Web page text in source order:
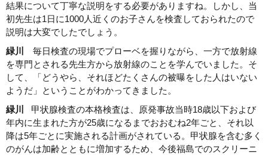
結果について丁寧な説明をする必要がありますね。しかし、当
初先生は1日に1000人近くのお子さんを検査しておられたので
説明は大変でしたでしょう。
緑川
毎日検査の現場でプローベを握りながら、一方で放射線
を専門とされる先生方から放射線のことを学んでいました。そ
して、「どうやら、それほどたくさんの被曝をした人はいない
ようだ」ということがわかってきました。
緑川
甲状腺検査の本格検査は、原発事故当時18歳以下および
年内に生まれた方が25歳になるまでおおむね2年ごと、それ以
降は5年ごとに実施される計画がされている。甲状腺を含む多く
のがんは加齢とともに増加するため、今後福島でのスクリーニ